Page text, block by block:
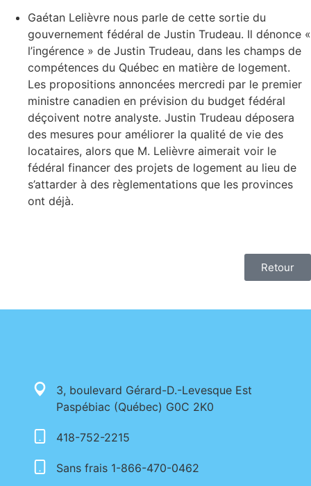
Gaétan Lelièvre nous parle de cette sortie du
gouvernement fédéral de Justin Trudeau. Il dénonce «
l’ingérence » de Justin Trudeau, dans les champs de
compétences du Québec en matière de logement.
Les propositions annoncées mercredi par le premier
ministre canadien en prévision du budget fédéral
déçoivent notre analyste. Justin Trudeau déposera
des mesures pour améliorer la qualité de vie des
locataires, alors que M. Lelièvre aimerait voir le
fédéral financer des projets de logement au lieu de
s’attarder à des règlementations que les provinces
ont déjà.
Retour
3, boulevard Gérard-D.-Levesque Est
Paspébiac (Québec) G0C 2K0
418-752-2215
Sans frais 1-866-470-0462